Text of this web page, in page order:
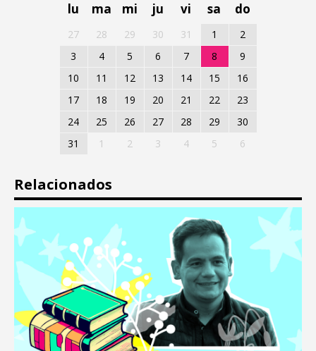
lu
ma mi ju vi sa do
27 28 29 30 31 1
2
3
4 5 6 7 8
9
10
11 12 13 14 15
16
17
18 19 20 21 22
23
24
25 26 27 28 29
30
31
1 2 3 4 5 6
Relacionados